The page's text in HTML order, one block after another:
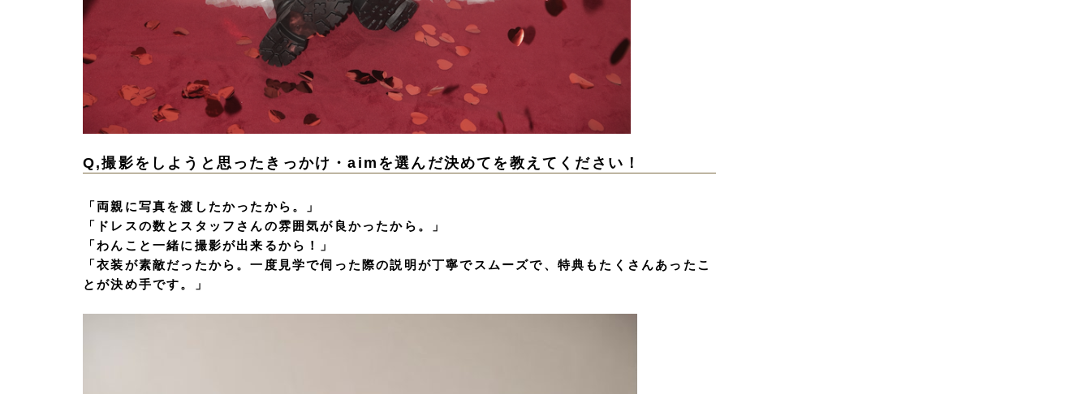
Q,撮影をしようと思ったきっかけ・aimを選んだ決めてを教えてください！
「両親に写真を渡したかったから。」
「ドレスの数とスタッフさんの雰囲気が良かったから。」
「わんこと一緒に撮影が出来るから！」
「衣装が素敵だったから。一度見学で伺った際の説明が丁寧でスムーズで、特典もたくさんあったこ
とが決め手です。」